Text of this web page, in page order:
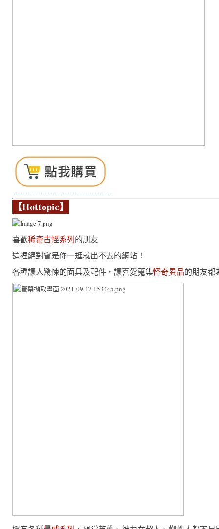
【Hottopic】
喜歡稀奇古怪系列的朋友
這裡絕對會是你一逛就出不去的網站！
各種讓人驚悚的面具及配件，讓喜愛蒐集怪奇異品的朋友都